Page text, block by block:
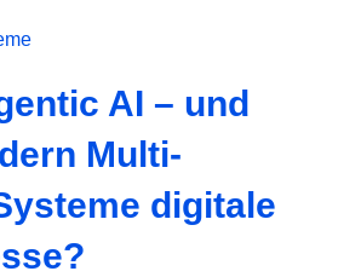
AI – und
Multi-
digitale